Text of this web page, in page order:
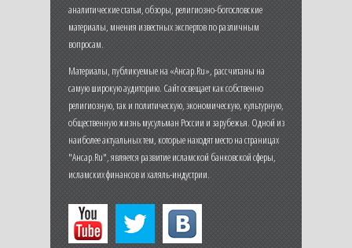
аналитические статьи, обзоры, религиозно-богословские
материалы, мнения известных экспертов по различным
вопросам.
Материалы, публикуемые на «Ансар.Ru», рассчитаны на
самую широкую аудиторию. Сайт освещает как собственно
религиозную, так и политическую, экономическую, культурную,
общественную жизнь мусульман России и зарубежья. Одной из
наиболее актуальных тем, которые находят место на страницах
"Ансар.Ru", является развитие исламской банковской сферы,
исламских финансов и халяль-индустрии.